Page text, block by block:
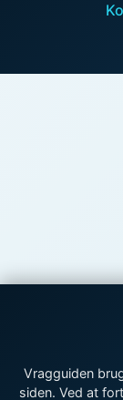
Vragguiden
siden. Ved at